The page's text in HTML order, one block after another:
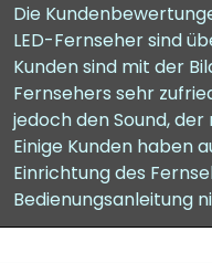
Die
LED-Fernseher sind
Kunden sind mit der
Fernsehers sehr
jedoch den Sound,
Einige Kunden haben
Einrichtung des
Bedienungsanleitung